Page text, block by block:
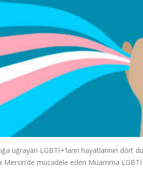
uğrayan LGBTİ+’ların hayatlarının dört
Mersin’de mücadele eden Muamma